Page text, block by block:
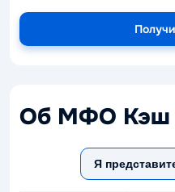
Oб МФО Кэш
Я